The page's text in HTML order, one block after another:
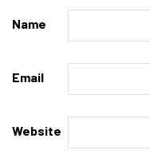
Name
Email
Website